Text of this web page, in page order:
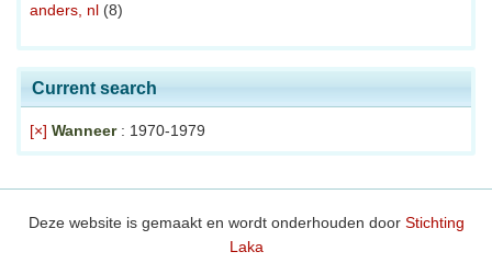
anders, nl (8)
Current search
[×] Wanneer : 1970-1979
Deze website is gemaakt en wordt onderhouden door Stichting
Laka